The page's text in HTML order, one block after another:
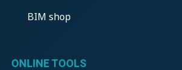
BIM shop
ONLINE TOOLS